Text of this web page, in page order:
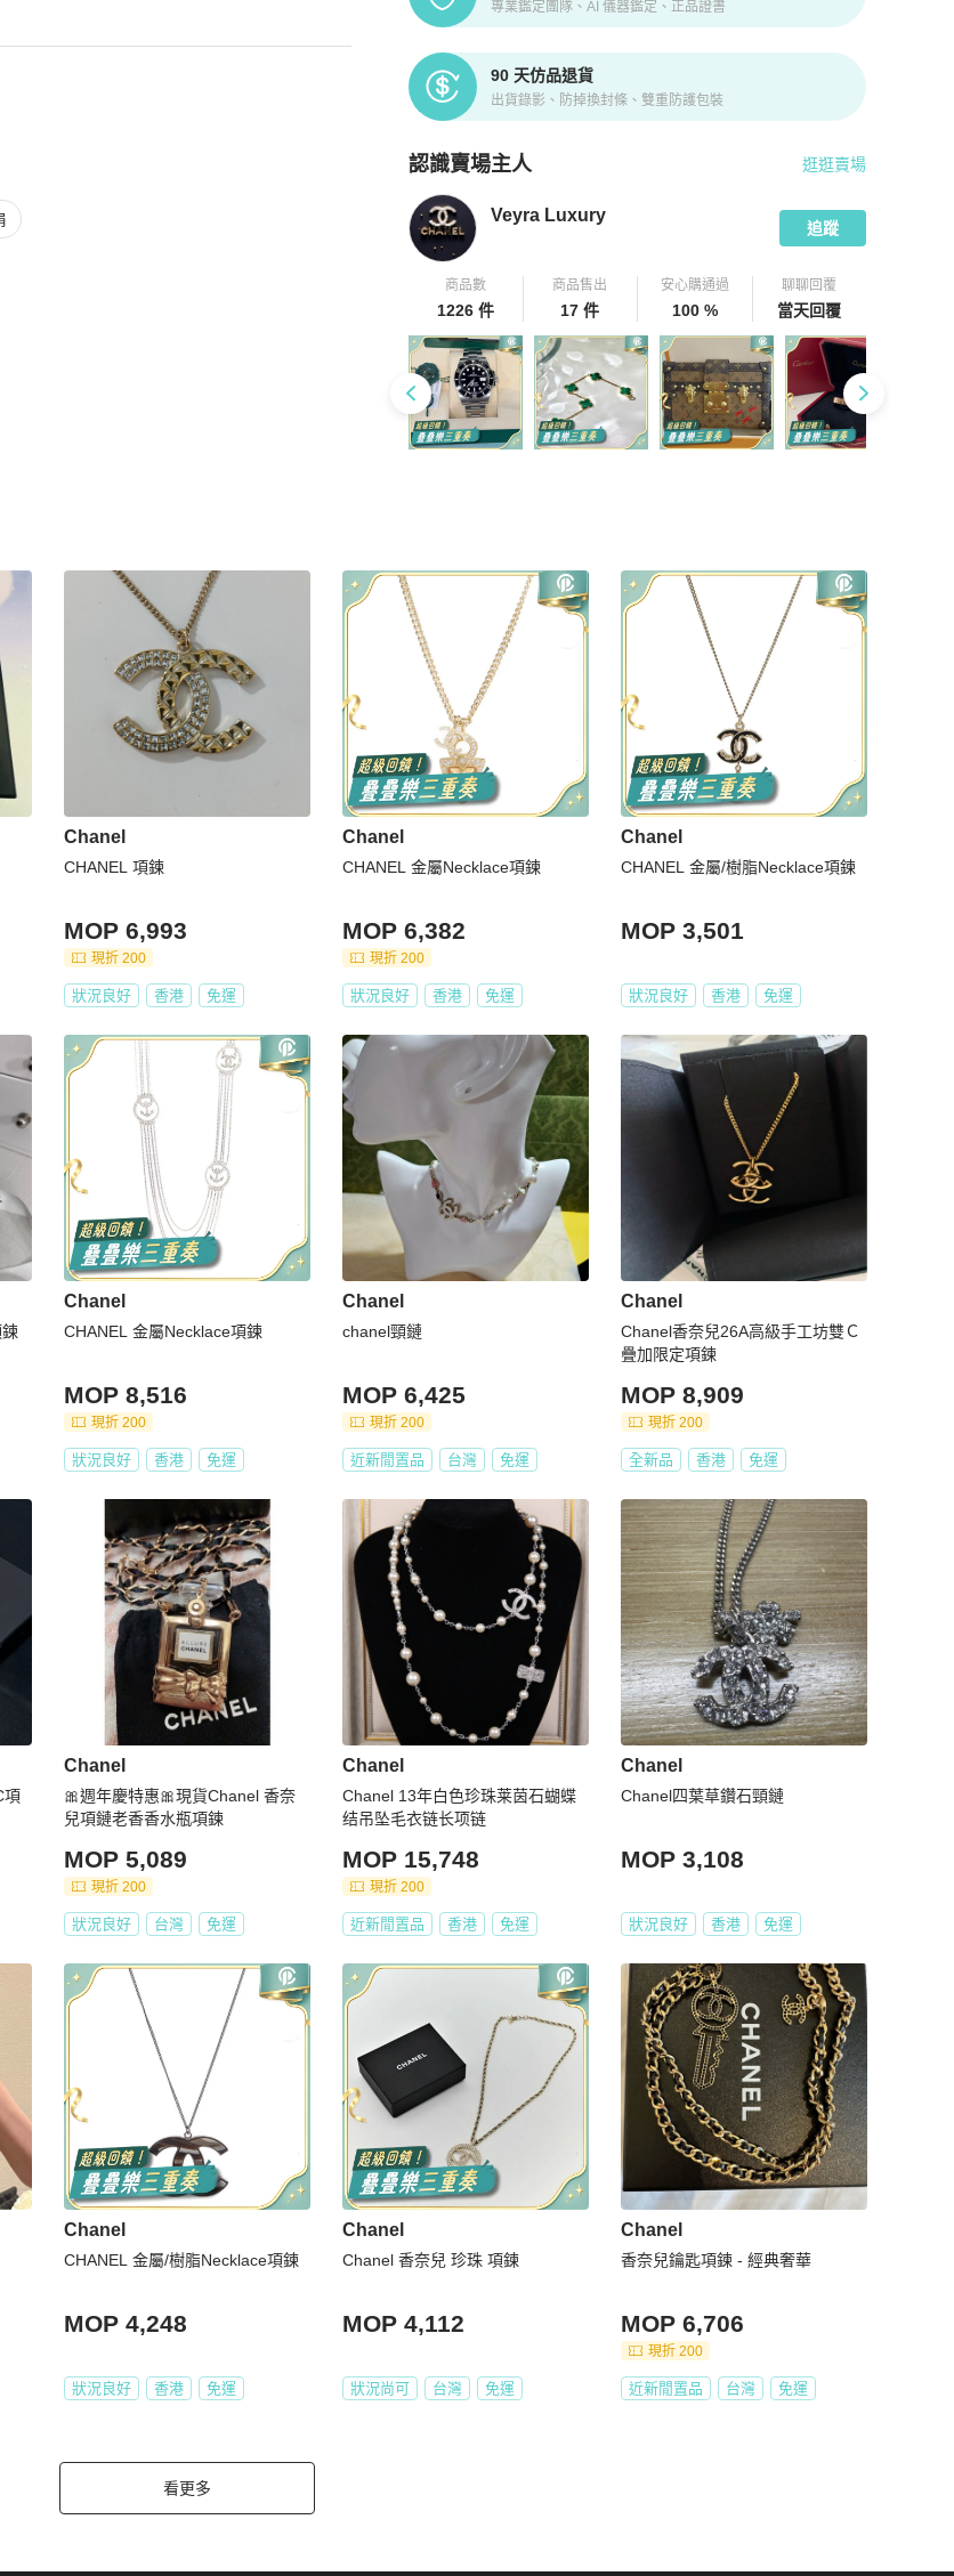
專業鑑定團隊、AI 儀器鑑定、正品證書
90 天仿品退貨
出貨錄影、防掉換封條、雙重防護包裝
認識賣場主人
PopChill 拍拍圈嚴選賣家
逛逛賣場
Veyra Luxury
追蹤
商品數
1226 件
商品售出
17 件
安心購通過
100 %
聊聊回覆
當天回覆
Chanel
CHANEL 項鍊
MOP 6,993
現折 200
狀況良好 香港 免運
Chanel
CHANEL 金屬Necklace項鍊
MOP 6,382
現折 200
狀況良好 香港 免運
Chanel
CHANEL 金屬/樹脂Necklace項鍊
MOP 3,501
狀況良好 香港 免運
Chanel
CHANEL 金屬Necklace項鍊
MOP 8,516
現折 200
狀況良好 香港 免運
Chanel
chanel頸鏈
MOP 6,425
現折 200
近新閒置品 台灣 免運
Chanel
Chanel香奈兒26A高級手工坊雙Ｃ
疊加限定項鍊
MOP 8,909
現折 200
全新品 香港 免運
項
Chanel
🎀週年慶特惠🎀現貨Chanel 香奈
兒項鏈老香香水瓶項鍊
MOP 5,089
現折 200
狀況良好 台灣 免運
Chanel
Chanel 13年白色珍珠莱茵石蝴蝶
结吊坠毛衣链长项链
MOP 15,748
現折 200
近新閒置品 香港 免運
Chanel
Chanel四葉草鑽石頸鏈
MOP 3,108
狀況良好 香港 免運
Chanel
CHANEL 金屬/樹脂Necklace項鍊
MOP 4,248
狀況良好 香港 免運
Chanel
Chanel 香奈兒 珍珠 項鍊
MOP 4,112
狀況尚可 台灣 免運
Chanel
香奈兒鑰匙項鍊 - 經典奢華
MOP 6,706
現折 200
近新閒置品 台灣 免運
看更多